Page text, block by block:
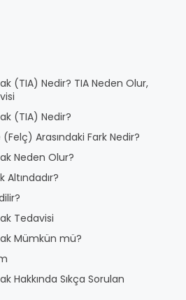
(TIA) Nedir? TIA Neden Olur,
(TIA) Nedir?
Arasındaki Fark Nedir?
Neden Olur?
Altındadır?
Tedavisi
Mümkün mü?
Hakkında Sıkça Sorulan